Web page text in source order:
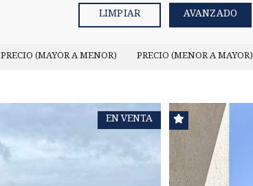
LIMPIAR AVANZADO
PRECIO (MAYOR A MENOR) PRECIO (MENOR A MAYOR)
EN VENTA